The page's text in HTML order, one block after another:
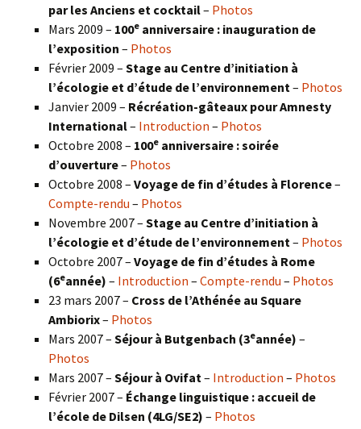
par les Anciens et cocktail– Photos
Mars 2009 – 100e anniversaire : inauguration de
l’exposition – Photos
Février 2009 – Stage au Centre d’initiation à
l’écologie et d’étude de l’environnement– Photos
Janvier 2009 – Récréation-gâteaux pour Amnesty
International– Introduction – Photos
Octobre 2008 – 100e anniversaire : soirée
d’ouverture– Photos
Octobre 2008 – Voyage de fin d’études à Florence–
Compte-rendu – Photos
Novembre 2007 – Stage au Centre d’initiation à
l’écologie et d’étude de l’environnement– Photos
Octobre 2007 – Voyage de fin d’études à Rome
(6eannée) – Introduction – Compte-rendu – Photos
23 mars 2007 – Cross de l’Athénée au Square
Ambiorix– Photos
Mars 2007 – Séjour à Butgenbach (3eannée) –
Photos
Mars 2007 – Séjour à Ovifat– Introduction – Photos
Février 2007 – Échange linguistique : accueil de
l’école de Dilsen (4LG/SE2) – Photos